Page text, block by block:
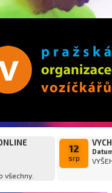
všechny.
12
srp